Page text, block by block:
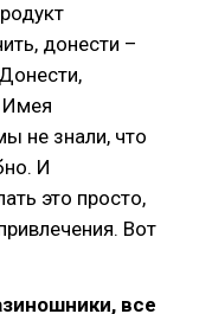
донести –
Имея
не знали, что
И
это просто,
Вот
все